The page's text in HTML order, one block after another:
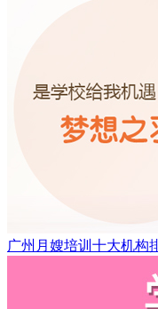
广州月嫂培训十大机构